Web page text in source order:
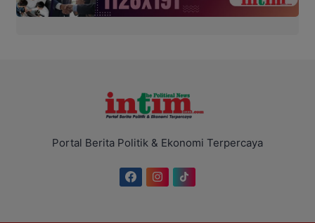
Portal Berita Politik & Ekonomi Terpercaya